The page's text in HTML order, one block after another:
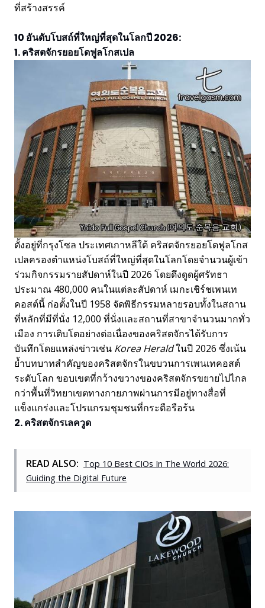
ที่สร้างสรรค์
10 อันดับโบสถ์ที่ใหญ่ที่สุดในโลกปี 2026:
1. คริสตจักรยอยโดฟูลโกสเปล
ตั้งอยู่ที่กรุงโซล ประเทศเกาหลีใต้ คริสตจักรยอยโดฟูลโกส
เปลครองตำแหน่งโบสถ์ที่ใหญ่ที่สุดในโลกโดยจำนวนผู้เข้า
ร่วมกิจกรรมรายสัปดาห์ในปี 2026 โดยดึงดูดผู้ศรัทธา
ประมาณ 480,000 คนในแต่ละสัปดาห์ เมกะเชิร์ชเพนเท
คอสต์นี้ ก่อตั้งในปี 1958 จัดพิธีกรรมหลายรอบทั้งในสถาน
ที่หลักที่มีที่นั่ง 12,000 ที่นั่งและสถานที่สาขาจำนวนมากทั่ว
เมือง การเติบโตอย่างต่อเนื่องของคริสตจักรได้รับการ
บันทึกโดยแหล่งข่าวเช่น Korea Heraldในปี 2026 ซึ่งเน้น
ย้ำบทบาทสำคัญของคริสตจักรในขบวนการเพนเทคอสต์
ระดับโลก ขอบเขตที่กว้างขวางของคริสตจักรขยายไปไกล
กว่าพื้นที่วิทยาเขตทางกายภาพผ่านการมีอยู่ทางสื่อที่
แข็งแกร่งและโปรแกรมชุมชนที่กระตือรือร้น
2. คริสตจักรเลควูด
READ ALSO: Top 10 Best CIOs In The World 2026:
Guiding the Digital Future